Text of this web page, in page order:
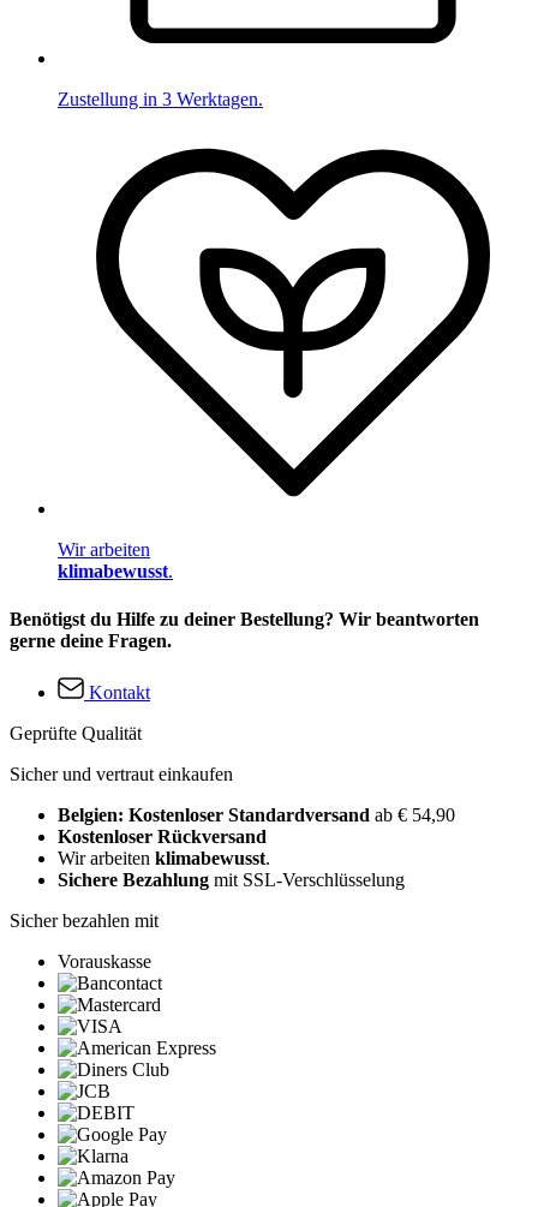
Zustellung in 3 Werktagen.
Wir arbeiten
klimabewusst.
Benötigst du Hilfe zu deiner Bestellung? Wir beantworten
gerne deine Fragen.
Kontakt
Geprüfte Qualität
Sicher und vertraut einkaufen
Belgien: Kostenloser Standardversand ab € 54,90
Kostenloser Rückversand
Wir arbeiten klimabewusst.
Sichere Bezahlung mit SSL-Verschlüsselung
Sicher bezahlen mit
Vorauskasse